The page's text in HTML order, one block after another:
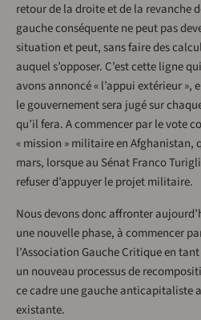
retour de la droite et de la revanche
gauche conséquente ne peut pas
situation et peut, sans faire des
auquel s’opposer. C’est cette ligne
avons annoncé « l’appui extérieur
le gouvernement sera jugé sur
qu’il fera. A commencer par le vote
« mission » militaire en Afghanistan,
mars, lorsque au Sénat Franco
refuser d’appuyer le projet militaire.
Nous devons donc affronter
une nouvelle phase, à commencer
l’Association Gauche Critique en
un nouveau processus de
ce cadre une gauche anticapitaliste
existante.